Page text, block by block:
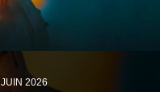
2026